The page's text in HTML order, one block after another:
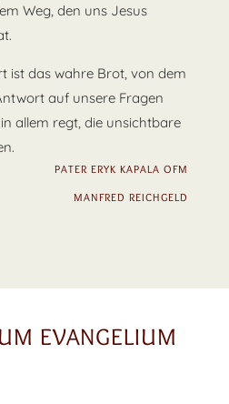
Weg, den uns Jesus
ist das wahre Brot, von dem
auf unsere Fragen
allem regt, die unsichtbare
PATER ERYK KAPALA OFM
MANFRED REICHGELD
EVANGELIUM